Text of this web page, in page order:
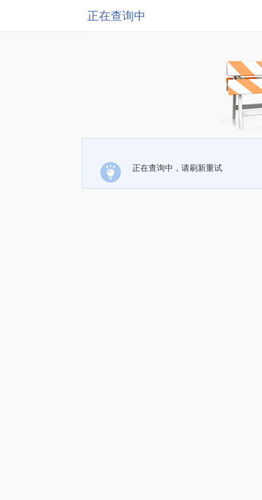
正在查询中
正在查询中，请刷新重试